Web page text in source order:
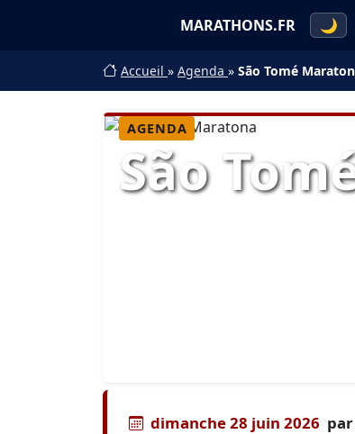
MARATHONS.FR 🌙
Accueil » Agenda » São Tomé
AGENDA
São
dimanche 28 juin 2026 par